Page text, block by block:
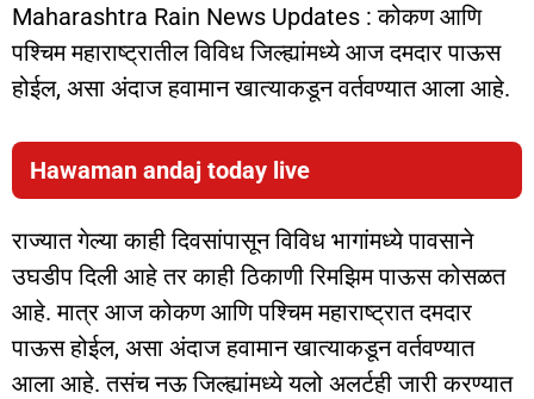
Maharashtra Rain News Updates : कोकण आणि
पश्चिम महाराष्ट्रातील विविध जिल्ह्यांमध्ये आज दमदार पाऊस
होईल, असा अंदाज हवामान खात्याकडून वर्तवण्यात आला आहे.
Hawaman andaj today live
राज्यात गेल्या काही दिवसांपासून विविध भागांमध्ये पावसाने
उघडीप दिली आहे तर काही ठिकाणी रिमझिम पाऊस कोसळत
आहे. मात्र आज कोकण आणि पश्चिम महाराष्ट्रात दमदार
पाऊस होईल, असा अंदाज हवामान खात्याकडून वर्तवण्यात
आला आहे. तसंच नऊ जिल्ह्यांमध्ये यलो अलर्टही जारी करण्यात